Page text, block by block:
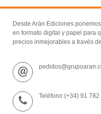
Desde Arán Ediciones
en formato digital y papel para
precios inmejorables a través
Teléfono (+34) 91 782